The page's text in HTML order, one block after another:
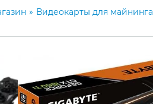
» Видеокарты для майнинга